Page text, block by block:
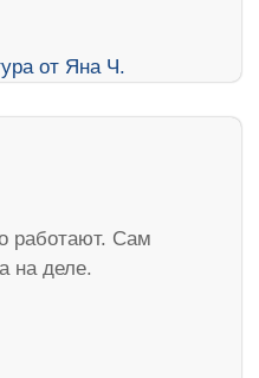
работают. Сам
на деле.